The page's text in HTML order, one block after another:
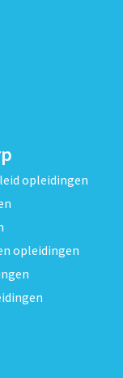
opleidingen
opleidingen